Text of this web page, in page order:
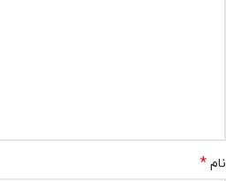
نام *